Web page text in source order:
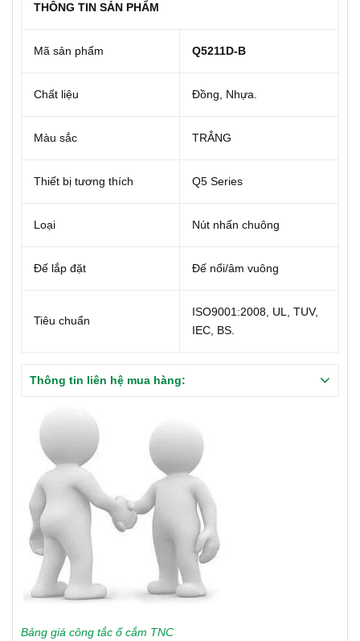
THÔNG TIN SẢN PHẨM
Mã sản phẩm Q5211D-B
Chất liệu Đồng, Nhựa.
Màu sắc TRẮNG
Thiết bị tương thích Q5 Series
Loại Nút nhấn chuông
Đế lắp đặt Đế nổi/âm vuông
Tiêu chuẩn
ISO9001:2008, UL, TUV,
IEC, BS.
Thông tin liên hệ mua hàng:
Bảng giá công tắc ổ cắm TNC